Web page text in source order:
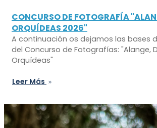
CONCURSO DE FOTOGRAFÍA
ORQUÍDEAS 2026"
A continuación os dejamos las bases
del Concurso de Fotografías: "Alange,
Orquídeas"
Leer Más